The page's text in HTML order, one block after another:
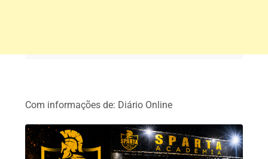
Com informações de: Diário Online